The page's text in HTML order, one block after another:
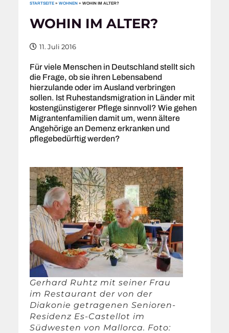
STARTSEITE »WOHNEN »WOHIN IM ALTER?
WOHIN IM ALTER?
11. Juli 2016
Für viele Menschen in Deutschland stellt sich
die Frage, ob sie ihren Lebensabend
hierzulande oder im Ausland verbringen
sollen. Ist Ruhestandsmigration in Länder mit
kostengünstigerer Pflege sinnvoll? Wie gehen
Migrantenfamilien damit um, wenn ältere
Angehörige an Demenz erkranken und
pflegebedürftig werden?
Gerhard Ruhtz mit seiner Frau
im Restaurant der von der
Diakonie getragenen Senioren-
Residenz Es-Castellot im
Südwesten von Mallorca. Foto: